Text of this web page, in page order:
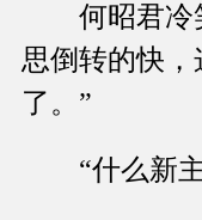
何昭君冷
思倒转的快
了。”
“什么新主